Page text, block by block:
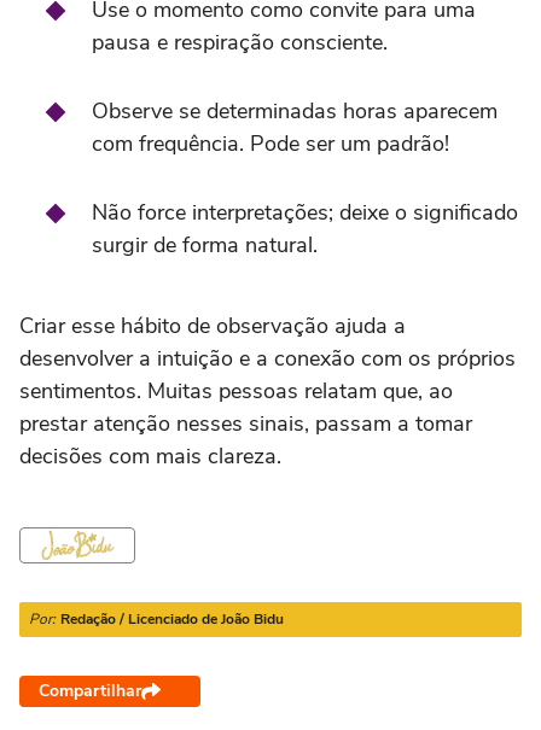
Use o momento como convite para uma
pausa e respiração consciente.
Observe se determinadas horas aparecem
com frequência. Pode ser um padrão!
Não force interpretações; deixe o significado
surgir de forma natural.
Criar esse hábito de observação ajuda a
desenvolver a intuição e a conexão com os próprios
sentimentos. Muitas pessoas relatam que, ao
prestar atenção nesses sinais, passam a tomar
decisões com mais clareza.
Por: Redação / Licenciado de João Bidu
Compartilhar